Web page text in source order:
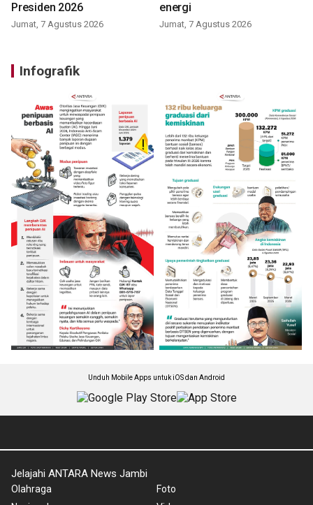
Presiden 2026
Jumat, 7 Agustus 2026
energi
Jumat, 7 Agustus 2026
Infografik
Unduh Mobile Apps untuk iOS dan Android
Jelajahi ANTARA News Jambi
Olahraga
Foto